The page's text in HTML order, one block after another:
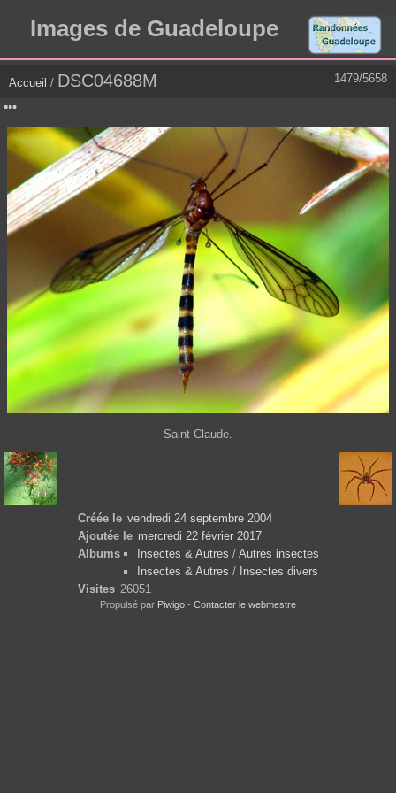
Images de Guadeloupe
1479/5658
Accueil / DSC04688M
Saint-Claude.
Créée le vendredi 24 septembre 2004
Ajoutée le mercredi 22 février 2017
Albums
Insectes & Autres / Autres insectes
Insectes & Autres / Insectes divers
Visites 26051
Propulsé par Piwigo - Contacter le webmestre